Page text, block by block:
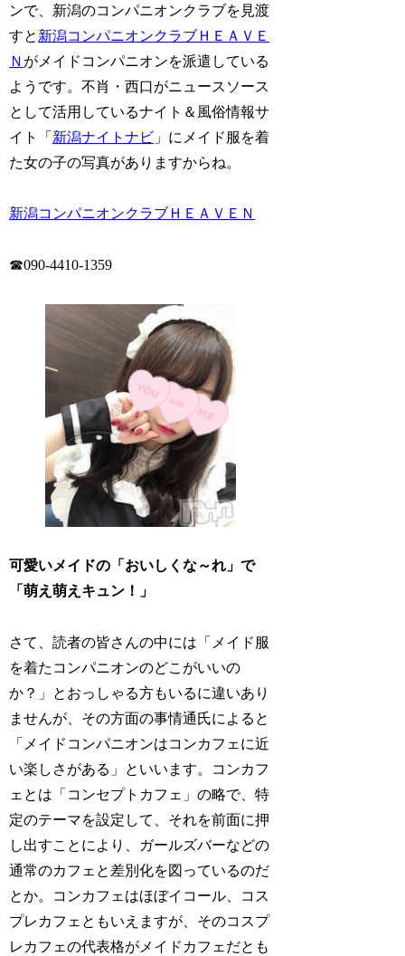
ンで、新潟のコンパニオンクラブを見渡
すと 新潟コンパニオンクラブＨＥＡＶＥ
Ｎ がメイドコンパニオンを派遣している
ようです。不肖・西口がニュースソース
として活用しているナイト＆風俗情報サ
イト「 新潟ナイトナビ 」にメイド服を着
た女の子の写真がありますからね。
新潟コンパニオンクラブＨＥＡＶＥＮ
☎090-4410-1359
可愛いメイドの「おいしくな～れ」で
「萌え萌えキュン！」
さて、読者の皆さんの中には「メイド服
を着たコンパニオンのどこがいいの
か？」とおっしゃる方もいるに違いあり
ませんが、その方面の事情通氏によると
「メイドコンパニオンはコンカフェに近
い楽しさがある」といいます。コンカフ
ェとは「コンセプトカフェ」の略で、特
定のテーマを設定して、それを前面に押
し出すことにより、ガールズバーなどの
通常のカフェと差別化を図っているのだ
とか。コンカフェはほぼイコール、コス
プレカフェともいえますが、そのコスプ
レカフェの代表格がメイドカフェだとも